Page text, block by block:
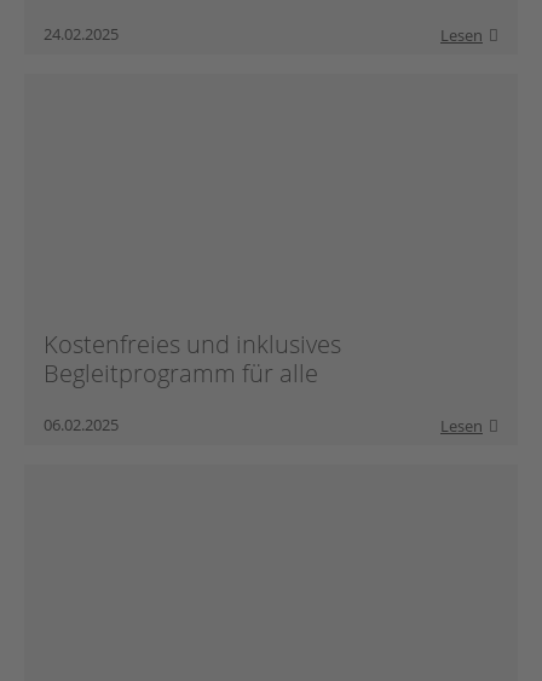
24.02.2025 Lesen
Kostenfreies und inklusives
Begleitprogramm für alle
06.02.2025 Lesen